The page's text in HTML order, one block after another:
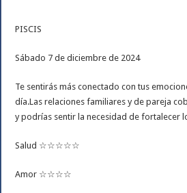
PISCIS
Sábado 7 de diciembre de 2024
Te sentirás más conectado con tus
día.Las relaciones familiares y de pareja
y podrías sentir la necesidad de fortalecer
Salud ☆☆☆☆☆
Amor ☆☆☆☆